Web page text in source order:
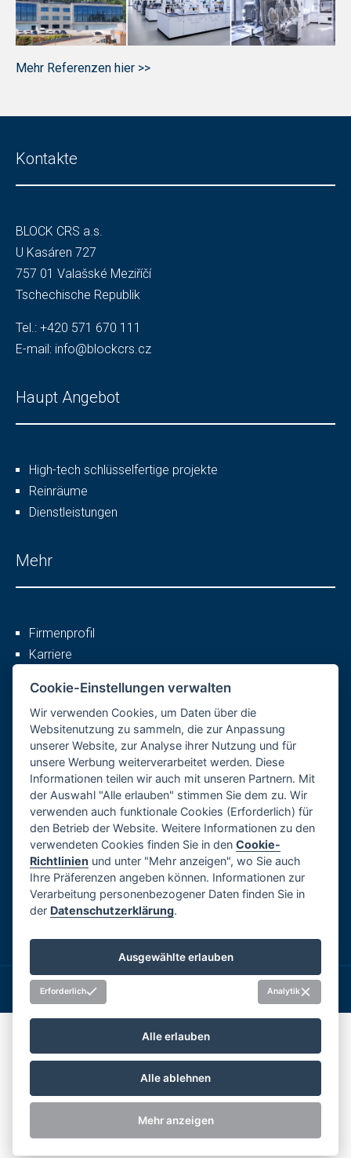
Mehr Referenzen hier >>
Kontakte
BLOCK CRS a.s.
U Kasáren 727
757 01 Valašské Meziříčí
Tschechische Republik
Tel.: +420 571 670 111
E-mail: info@blockcrs.cz
Haupt Angebot
High-tech schlüsselfertige projekte
Reinräume
Dienstleistungen
Mehr
Firmenprofil
Karriere
Datenschutzerklärung
Impressum
Whistleblowing
Informationen zur Verwendung Cookies
Cookies verwalten
Soziale Netzwerke
Copyright 2026 BLOCK Spaneco
Cookie-Einstellungen verwalten
Wir verwenden Cookies, um Daten über die
Websitenutzung zu sammeln, die zur Anpassung
unserer Website, zur Analyse ihrer Nutzung und für
unsere Werbung weiterverarbeitet werden. Diese
Informationen teilen wir auch mit unseren Partnern. Mit
der Auswahl "Alle erlauben" stimmen Sie dem zu. Wir
verwenden auch funktionale Cookies (Erforderlich) für
den Betrieb der Website. Weitere Informationen zu den
verwendeten Cookies finden Sie in denCookie-
Richtlinien und unter "Mehr anzeigen", wo Sie auch
Ihre Präferenzen angeben können. Informationen zur
Verarbeitung personenbezogener Daten finden Sie in
der Datenschutzerklärung.
Ausgewählte erlauben
Erforderlich Analytik
Alle erlauben
Alle ablehnen
Mehr anzeigen